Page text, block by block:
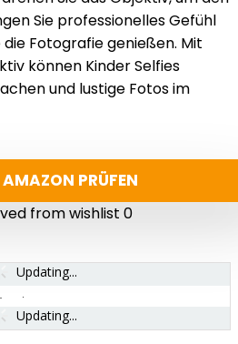
Sie professionelles Gefühl
Fotografie genießen. Mit
können Kinder Selfies
und lustige Fotos im
PRÜFEN
from wishlist 0
Updating...
Updating...